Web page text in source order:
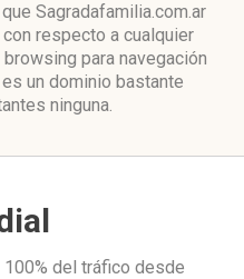
Sagradafamilia.com.ar
respecto a cualquier
para navegación
un dominio bastante
ninguna.
del tráfico desde